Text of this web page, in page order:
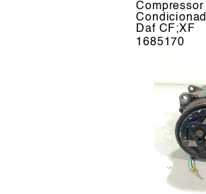
Compressor
Daf CF;XF
1685170